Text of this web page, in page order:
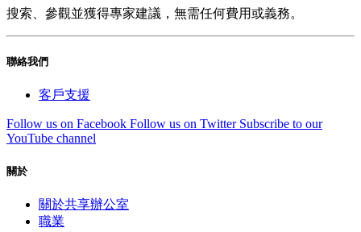
搜索、參觀並獲得專家建議，無需任何費用或義務。
聯絡我們
客戶支援
Follow us on Facebook Follow us on Twitter Subscribe to our
YouTube channel
關於
關於共享辦公室
職業